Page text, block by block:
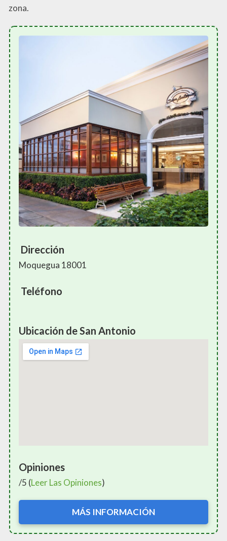
zona.
Dirección
Moquegua 18001
Teléfono
Ubicación de San Antonio
Opiniones
/5 (Leer Las Opiniones)
MÁS INFORMACIÓN